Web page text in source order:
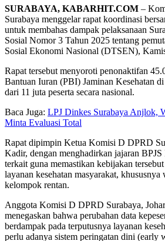
SURABAYA, KABARHIT.COM –
Surabaya menggelar rapat koordinasi
untuk membahas dampak pelaksanaan
Sosial Nomor 3 Tahun 2025 tentang
Sosial Ekonomi Nasional (DTSEN),
Rapat tersebut menyoroti penonaktifan
Bantuan Iuran (PBI) Jaminan Kesehatan
dari 11 juta peserta secara nasional.
Baca Juga: LPJ Dinkes Surabaya Anjlok,
Minta Evaluasi Total
Rapat dipimpin Ketua Komisi D DPRD
Kadir, dengan menghadirkan jajaran BPJS
terkait guna memastikan kebijakan
layanan kesehatan masyarakat, khususnya
kelompok rentan.
Anggota Komisi D DPRD Surabaya,
menegaskan bahwa perubahan data
berdampak pada terputusnya layanan
perlu adanya sistem peringatan dini (early